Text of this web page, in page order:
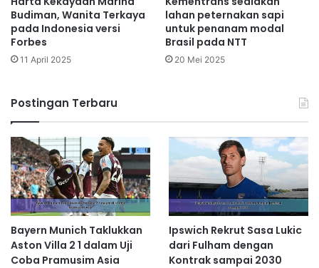
Budiman, Wanita Terkaya
pada Indonesia versi
Forbes
11 April 2025
lahan peternakan sapi
untuk penanam modal
Brasil pada NTT
20 Mei 2025
Postingan Terbaru
Bayern Munich Taklukkan
Aston Villa 2 1 dalam Uji
Coba Pramusim Asia
Ipswich Rekrut Sasa Lukic
dari Fulham dengan
Kontrak sampai 2030